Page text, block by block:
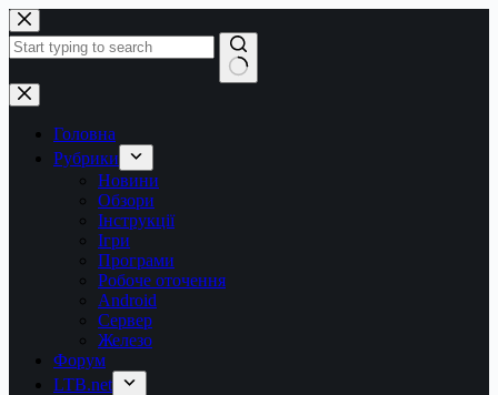
Перейти
до
вмісту
Немає
результатів
Головна
Рубрики
Новини
Обзори
Інструкції
Ігри
Програми
Робоче оточення
Android
Сервер
Железо
Форум
LTB.net